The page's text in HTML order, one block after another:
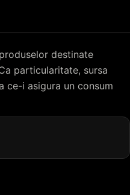
destinate
particularitate, sursa
ce-i asigura un consum